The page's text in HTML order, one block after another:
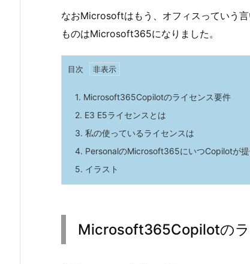
なおMicrosoftはもう、オフィスっていう
ものはMicrosoft365になりました。
目次
1. Microsoft365Copilotのライセンス要件
2. E3 E5ライセンスとは
3. 私の使っているライセンスは
4. PersonalのMicrosoft365にいつCopilotが提
5. イラスト
Microsoft365Copilotの